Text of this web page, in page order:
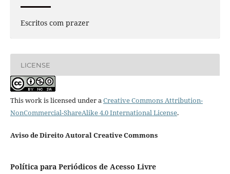
Escritos com prazer
LICENSE
This work is licensed under aCreative Commons Attribution-
NonCommercial-ShareAlike 4.0 International License.
Aviso de Direito Autoral Creative Commons
Política para Periódicos de Acesso Livre